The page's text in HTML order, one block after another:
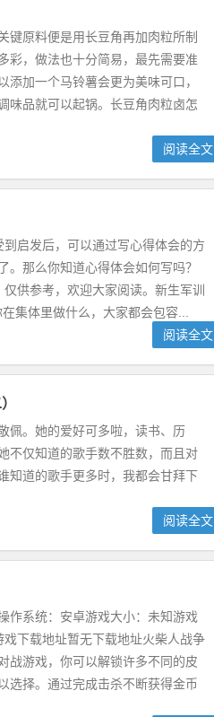
键原料便是用长豆角再加肉粒所制
彩，做法也十分简易，最先需要准
加一个马铃薯会更为美味可口，
味品就可以起锅。长豆角肉粒卤怎
阅读全文
启发后，可以通过写心得体会的方
那么你知道心得体会如何写吗？
供参考，欢迎大家阅读。新生军训
集体里做什么，大家都会包容...
阅读全文
佩。她的爱好可多啦，读书、历
不仅知道的歌手数不胜数，而且对
知道的歌手更多时，我都会甘拜下
阅读全文
作系统：安卓游戏大小：未知游戏
下载地址暂无下载地址火柴人战争
战游戏，你可以解锁许多不同的皮
选择。通过完成击杀不断获得金币